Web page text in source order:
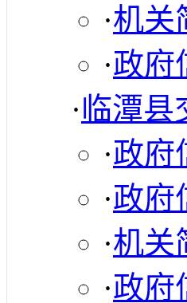
·机关
·政府
·临潭县
·政府
·政府
·机关
·政府